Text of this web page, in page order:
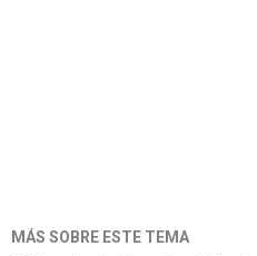
MÁS SOBRE ESTE TEMA